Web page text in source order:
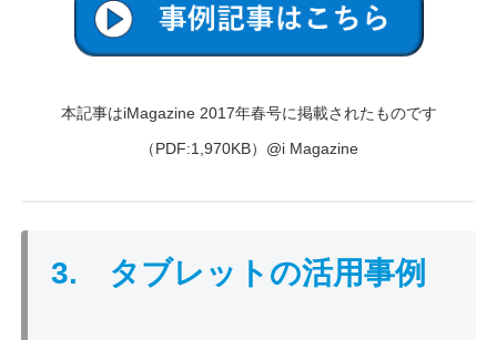
本記事はiMagazine 2017年春号に掲載されたものです
（PDF:1,970KB）@i Magazine
3. タブレットの活用事例